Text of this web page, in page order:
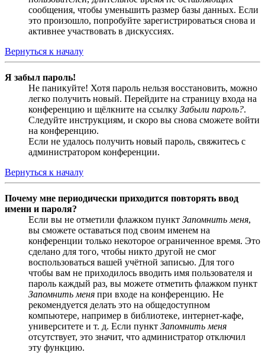
сообщения, чтобы уменьшить размер базы данных. Если
это произошло, попробуйте зарегистрироваться снова и
активнее участвовать в дискуссиях.
Вернуться к началу
Я забыл пароль!
Не паникуйте! Хотя пароль нельзя восстановить, можно
легко получить новый. Перейдите на страницу входа на
конференцию и щёлкните на ссылку Забыли пароль?.
Следуйте инструкциям, и скоро вы снова сможете войти
на конференцию.
Если не удалось получить новый пароль, свяжитесь с
администратором конференции.
Вернуться к началу
Почему мне периодически приходится повторять ввод
имени и пароля?
Если вы не отметили флажком пункт Запомнить меня,
вы сможете оставаться под своим именем на
конференции только некоторое ограниченное время. Это
сделано для того, чтобы никто другой не смог
воспользоваться вашей учётной записью. Для того
чтобы вам не приходилось вводить имя пользователя и
пароль каждый раз, вы можете отметить флажком пункт
Запомнить меня при входе на конференцию. Не
рекомендуется делать это на общедоступном
компьютере, например в библиотеке, интернет-кафе,
университете и т. д. Если пункт Запомнить меня
отсутствует, это значит, что администратор отключил
эту функцию.